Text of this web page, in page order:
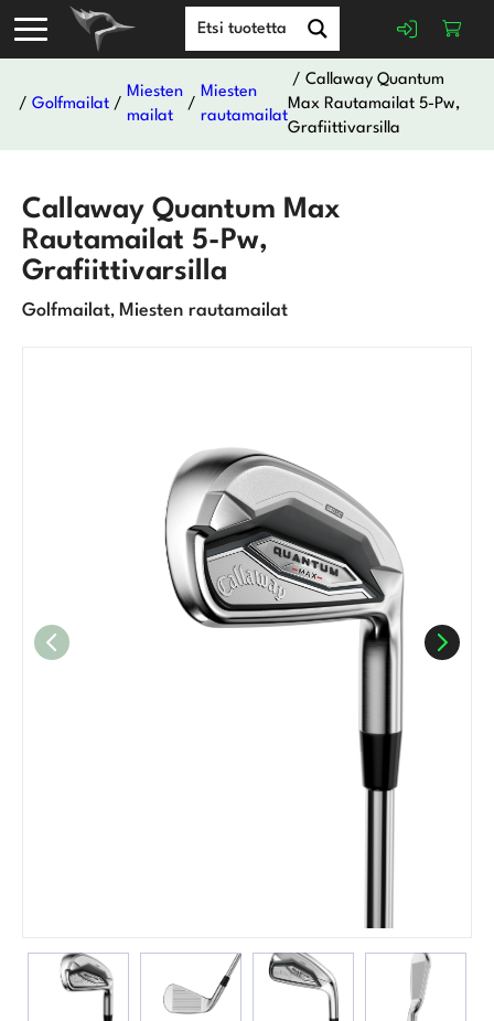
/Golfmailat /
Miesten
mailat
/
Miesten
rautamailat
/ Callaway Quantum
Max Rautamailat 5-Pw,
Grafiittivarsilla
Callaway Quantum Max
Rautamailat 5-Pw,
Grafiittivarsilla
Golfmailat, Miesten rautamailat